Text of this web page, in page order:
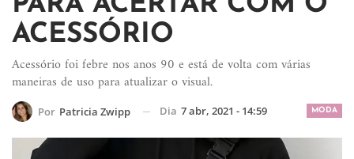
ACESSÓRIO
Acessório foi febre nos anos 90 e está de volta com várias
maneiras de uso para atualizar o visual.
MODA
Por Patricia Zwipp Dia 7 abr, 2021 - 14:59